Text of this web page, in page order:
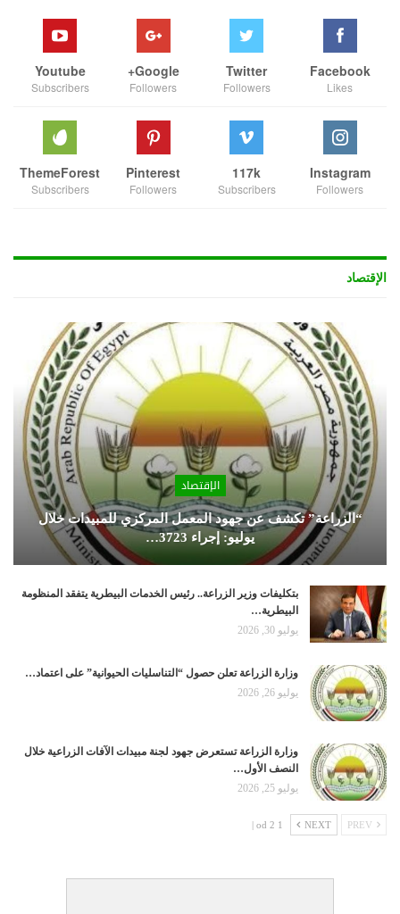
Facebook
Likes
Twitter
Followers
Google+
Followers
Youtube
Subscribers
Instagram
Followers
117k
Subscribers
Pinterest
Followers
ThemeForest
Subscribers
الإقتصاد
الإقتصاد
“الزراعة” تكشف عن جهود المعمل المركزي للمبيدات خلال
يوليو: إجراء 3723…
بتكليفات وزير الزراعة.. رئيس الخدمات البيطرية يتفقد المنظومة
البيطرية…
يوليو 30, 2026
وزارة الزراعة تعلن حصول “التناسليات الحيوانية” على اعتماد…
يوليو 26, 2026
وزارة الزراعة تستعرض جهود لجنة مبيدات الآفات الزراعية خلال
النصف الأول…
يوليو 25, 2026
NEXT
1 od 2 |